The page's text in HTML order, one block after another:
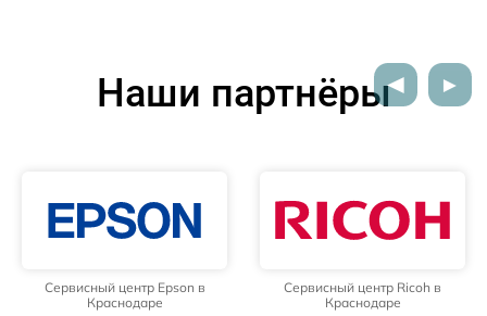
Наши партнёры
Сервисный центр Epson в
Краснодаре
Сервисный центр Ricoh в
Краснодаре